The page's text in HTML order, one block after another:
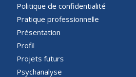
Politique de confidentialité
Pratique professionnelle
Présentation
Profil
Projets futurs
Psychanalyse